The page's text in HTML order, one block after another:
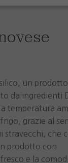
un
da ingredienti
temperatura
grazie al
stravecchi, che
prodotto con
e la